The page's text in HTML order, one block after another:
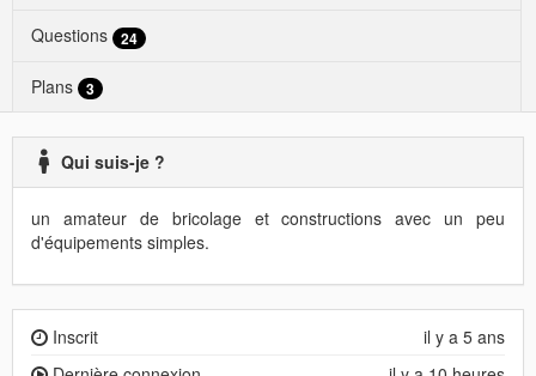
Questions 24
Plans 3
Qui suis-je ?
un amateur de bricolage et constructions avec un peu
d'équipements simples.
il y a 5 ans
Inscrit